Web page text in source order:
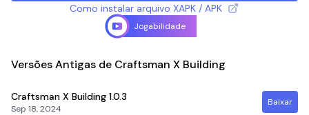
Como instalar arquivo XAPK / APK
Jogabilidade
Versões Antigas de Craftsman X Building
Craftsman X Building 1.0.3
Sep 18, 2024
Baixar